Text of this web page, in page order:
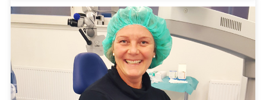
min
synsfeil